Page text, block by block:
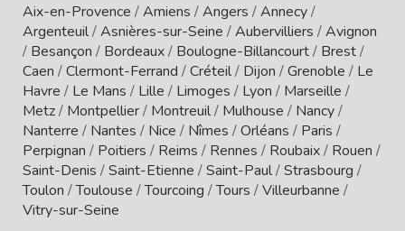
Aix-en-Provence /Amiens /Angers /Annecy/
Argenteuil/Asnières-sur-Seine /Aubervilliers /Avignon
/ Besançon / Bordeaux/ Boulogne-Billancourt/ Brest/
Caen /Clermont-Ferrand /Créteil/ Dijon /Grenoble / Le
Havre / Le Mans / Lille / Limoges / Lyon / Marseille /
Metz/ Montpellier/ Montreuil/ Mulhouse / Nancy/
Nanterre / Nantes / Nice / Nîmes /Orléans / Paris /
Perpignan / Poitiers / Reims / Rennes / Roubaix/ Rouen /
Saint-Denis /Saint-Etienne /Saint-Paul/Strasbourg /
Toulon /Toulouse /Tourcoing /Tours /Villeurbanne /
Vitry-sur-Seine